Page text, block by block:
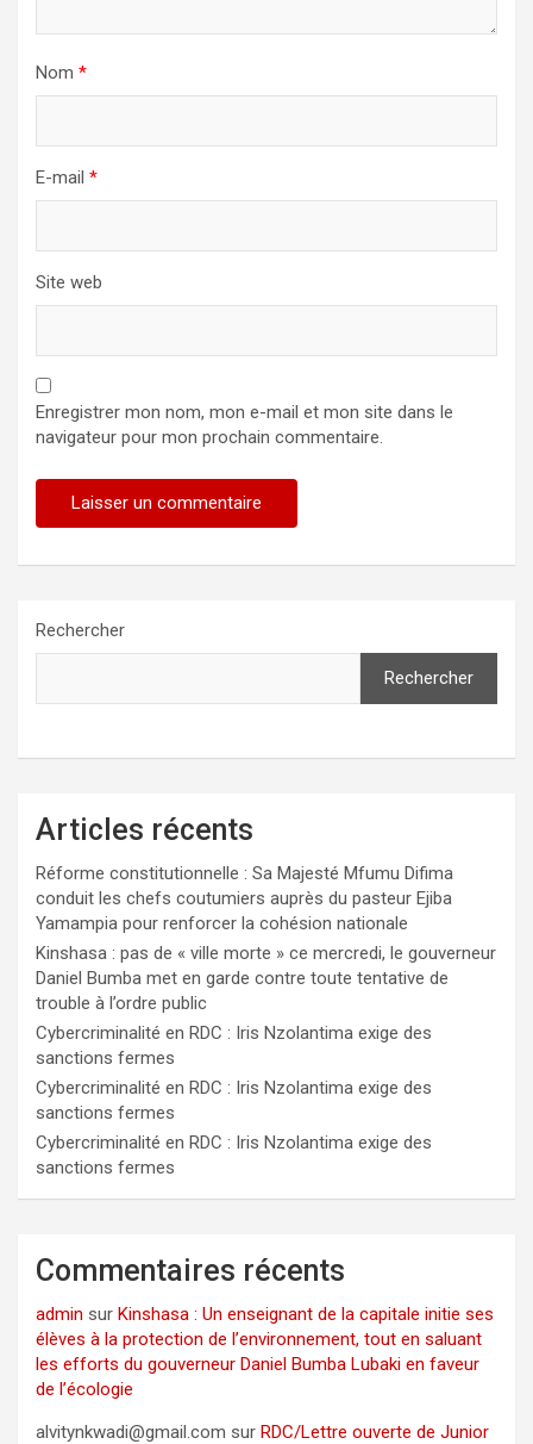
Nom *
E-mail *
Site web
Enregistrer mon nom, mon e-mail et mon site dans le
navigateur pour mon prochain commentaire.
Rechercher
Rechercher
Articles récents
Réforme constitutionnelle : Sa Majesté Mfumu Difima
conduit les chefs coutumiers auprès du pasteur Ejiba
Yamampia pour renforcer la cohésion nationale
Kinshasa : pas de « ville morte » ce mercredi, le gouverneur
Daniel Bumba met en garde contre toute tentative de
trouble à l’ordre public
Cybercriminalité en RDC : Iris Nzolantima exige des
sanctions fermes
Cybercriminalité en RDC : Iris Nzolantima exige des
sanctions fermes
Cybercriminalité en RDC : Iris Nzolantima exige des
sanctions fermes
Commentaires récents
admin sur Kinshasa : Un enseignant de la capitale initie ses
élèves à la protection de l’environnement, tout en saluant
les efforts du gouverneur Daniel Bumba Lubaki en faveur
de l’écologie
alvitynkwadi@gmail.com sur RDC/Lettre ouverte de Junior